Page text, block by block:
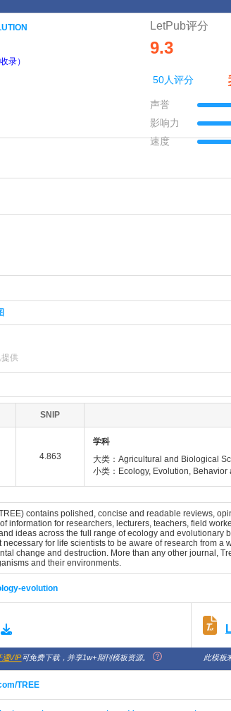
录）
LetPub评分
9.3
50人评分
声誉
影响力
速度
供
SNIP
4.863
学科
大类：Agricultural and Biological
小类：Ecology, Evolution, Behavior
contains polished, concise and readable reviews,
information for researchers, lecturers, teachers, field
ideas across the full range of ecology and evolutionary
necessary for life scientists to be aware of research from
change and destruction. More than any other journal,
and their environments.
evolution
通VIP可免费下载，并享1w+期刊模板资源。 此模板
TREE